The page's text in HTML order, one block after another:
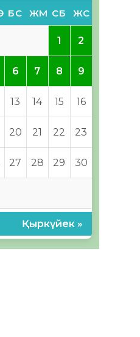
БС ЖМ СБ ЖС
1 2
6 7 8 9
13 14 15 16
20 21 22 23
27 28 29 30
Қыркүйек »